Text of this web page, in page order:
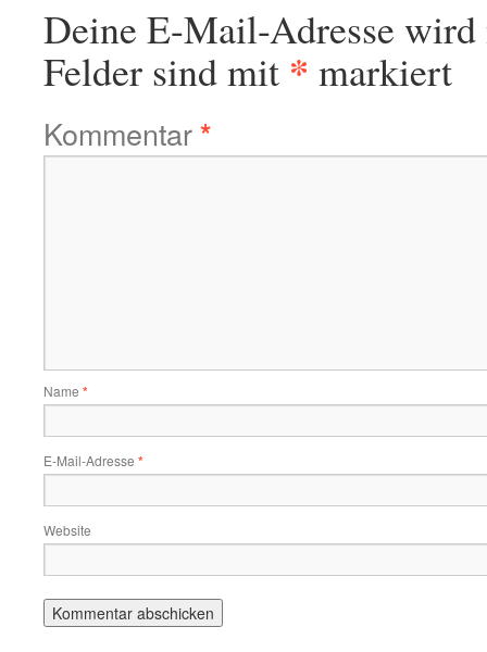
Deine E-Mail-Adresse
Felder sind mit * markiert
Kommentar*
Name *
E-Mail-Adresse *
Website